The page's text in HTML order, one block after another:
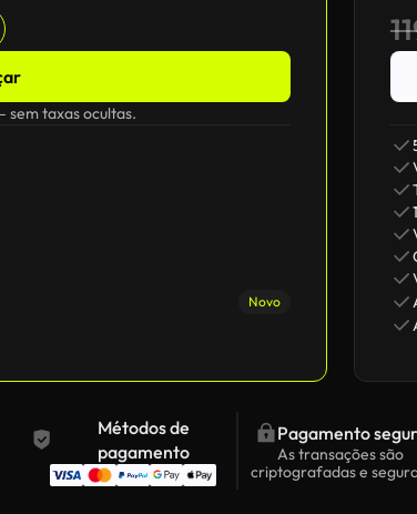
sem taxas ocultas.
Novo
Métodos de
pagamento
Pagamento
As transações são
criptografadas e